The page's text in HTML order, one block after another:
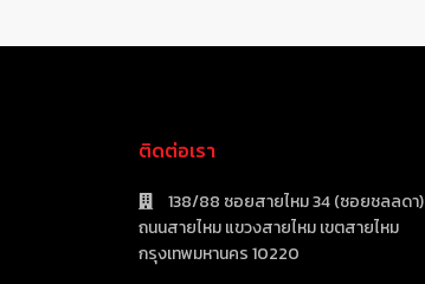
ติดต่อเรา
138/88 ซอยสายไหม 34 (ซอยชลลดา)
ถนนสายไหม แขวงสายไหม เขตสายไหม
กรุงเทพมหานคร 10220